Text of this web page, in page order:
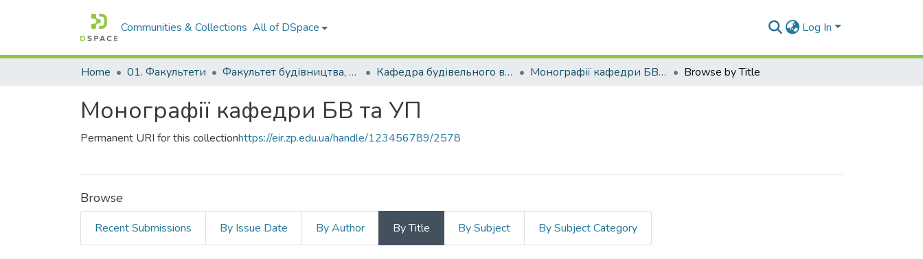
Communities & Collections All of DSpace Log In
Home 01. Факультети Факультет будівництва, архітектури та дизайну Кафедра будівельного виробництва та управління проєктами (Кафедра БВ та УП) Монографії кафедри БВ та УП Browse by Title
Монографії кафедри БВ та УП
Permanent URI for this collectionhttps://eir.zp.edu.ua/handle/123456789/2578
Browse
Recent Submissions By Issue Date By Author By Title By Subject By Subject Category